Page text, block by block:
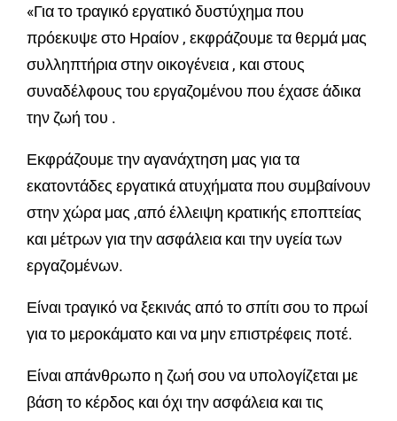
«Για το τραγικό εργατικό δυστύχημα που
πρόεκυψε στο Ηραίον , εκφράζουμε τα θερμά μας
συλληπτήρια στην οικογένεια , και στους
συναδέλφους του εργαζομένου που έχασε άδικα
την ζωή του .
Εκφράζουμε την αγανάχτηση μας για τα
εκατοντάδες εργατικά ατυχήματα που συμβαίνουν
στην χώρα μας ,από έλλειψη κρατικής εποπτείας
και μέτρων για την ασφάλεια και την υγεία των
εργαζομένων.
Είναι τραγικό να ξεκινάς από το σπίτι σου το πρωί
για το μεροκάματο και να μην επιστρέφεις ποτέ.
Είναι απάνθρωπο η ζωή σου να υπολογίζεται με
βάση το κέρδος και όχι την ασφάλεια και τις